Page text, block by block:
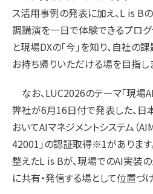
ス活用事例の発表に加え、L is B
調講演を一日で体験できるプログ
と現場DXの「今」を知り、自社の
お持ち帰りいただける場を目指し
なお、LUC2026のテーマ「現場
弊社が6月16日付で発表した、日
おいてAIマネジメントシステム（
42001」の認証取得※1がありま
整えたL is Bが、現場でのAI実装
に共有・発信する場として位置づ